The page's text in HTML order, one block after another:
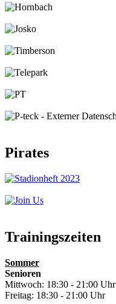
Pirates
Trainingszeiten
Sommer
Senioren
Mittwoch: 18:30 - 21:00 Uhr
Freitag: 18:30 - 21:00 Uhr